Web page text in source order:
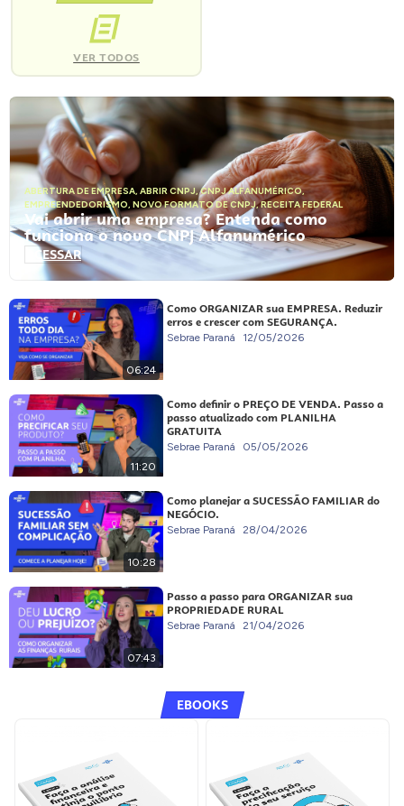
VER TODOS
ABERTURA DE EMPRESA, ABRIR CNPJ,CNPJ ALFANUMÉRICO,
EMPREENDEDORISMO, NOVO FORMATO DE CNPJ,RECEITA FEDERAL
Vai abrir uma empresa? Entenda como
funciona o novo CNPJ Alfanumérico
ACESSAR
06:24
Como ORGANIZAR sua EMPRESA. Reduzir
erros e crescer com SEGURANÇA.
Sebrae Paraná 12/05/2026
11:20
Como definir o PREÇO DE VENDA. Passo a
passo atualizado com PLANILHA
GRATUITA
Sebrae Paraná 05/05/2026
10:28
Como planejar a SUCESSÃO FAMILIAR do
NEGÓCIO.
Sebrae Paraná 28/04/2026
07:43
Passo a passo para ORGANIZAR sua
PROPRIEDADE RURAL
Sebrae Paraná 21/04/2026
EBOOKS